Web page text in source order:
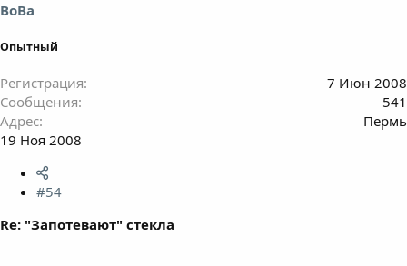
ВоВа
Опытный
Регистрация
7 Июн 2008
Сообщения
541
Адрес
Пермь
19 Ноя 2008
#54
Re: "Запотевают" стекла